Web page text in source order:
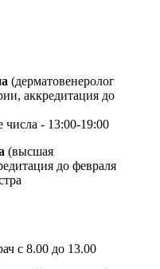
(дерматовенеролог
аккредитация до
- 13:00-19:00
(высшая
до февраля
с 8.00 до 13.00